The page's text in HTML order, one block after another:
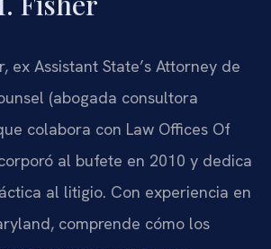
ex Assistant State’s Attorney de
(abogada consultora
colabora con Law Offices Of
al bufete en 2010 y dedica
al litigio. Con experiencia en
comprende cómo los